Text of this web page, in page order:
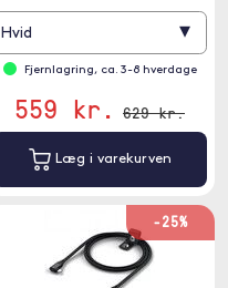
Hvid ▾
Fjernlagring, ca. 3-8 hverdage
559 kr. 629 kr.
Læg i varekurven
-25%